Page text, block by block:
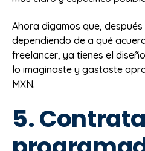
Ahora digamos que, después
dependiendo de a qué
freelancer, ya tienes el
lo imaginaste y gastaste
MXN.
5.